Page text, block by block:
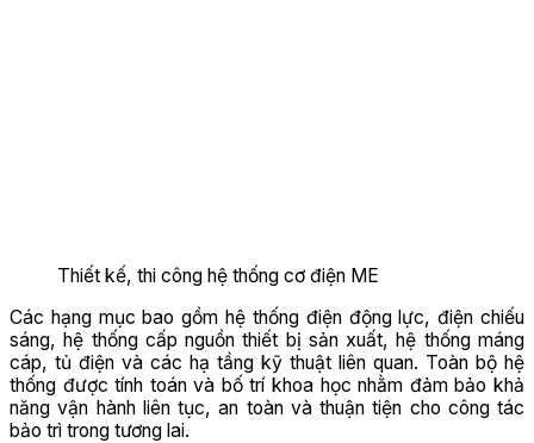
Thiết kế, thi công hệ thống cơ điện ME
Các hạng mục bao gồm hệ thống điện động lực, điện chiếu
sáng, hệ thống cấp nguồn thiết bị sản xuất, hệ thống máng
cáp, tủ điện và các hạ tầng kỹ thuật liên quan. Toàn bộ hệ
thống được tính toán và bố trí khoa học nhằm đảm bảo khả
năng vận hành liên tục, an toàn và thuận tiện cho công tác
bảo trì trong tương lai.